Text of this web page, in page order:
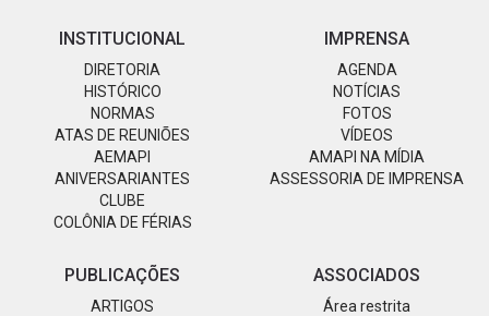
INSTITUCIONAL
DIRETORIA
HISTÓRICO
NORMAS
ATAS DE REUNIÕES
AEMAPI
ANIVERSARIANTES
CLUBE
COLÔNIA DE FÉRIAS
IMPRENSA
AGENDA
NOTÍCIAS
FOTOS
VÍDEOS
AMAPI NA MÍDIA
ASSESSORIA DE IMPRENSA
PUBLICAÇÕES
ARTIGOS
ASSOCIADOS
Área restrita